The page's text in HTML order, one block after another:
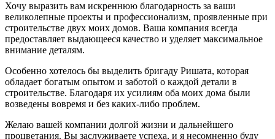
Хочу выразить вам искреннюю благодарность за ваши
великолепные проекты и профессионализм, проявленные при
строительстве двух моих домов. Ваша компания всегда
предоставляет выдающееся качество и уделяет максимальное
внимание деталям.
Особенно хотелось бы выделить бригаду Ришата, которая
обладает богатым опытом и заботой о каждой детали в
строительстве. Благодаря их усилиям оба моих дома были
возведены вовремя и без каких-либо проблем.
Желаю вашей компании долгой жизни и дальнейшего
процветания. Вы заслуживаете успеха, и я несомненно буду